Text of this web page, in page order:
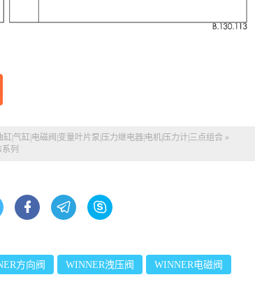
缸|气缸|电磁阀|变量叶片泵|压力继电器|电机|压力计|三点组合 »
列
  
方向阀 WINNER洩压阀 WINNER电磁阀